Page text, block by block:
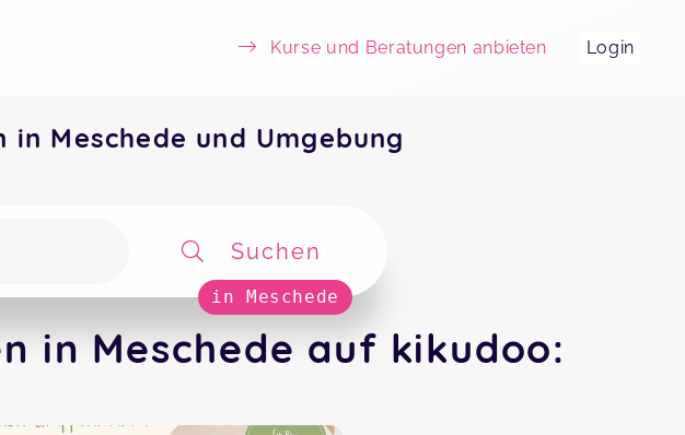
Kurse und Beratungen anbieten Login
Meschede und Umgebung
Suchen
in Meschede
in Meschede auf kikudoo: